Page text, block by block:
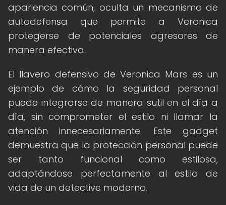
apariencia común, oculta un mecanismo de
autodefensa que permite a Veronica
protegerse de potenciales agresores de
manera efectiva.
El llavero defensivo de Veronica Mars es un
ejemplo de cómo la seguridad personal
puede integrarse de manera sutil en el día a
día, sin comprometer el estilo ni llamar la
atención innecesariamente. Este gadget
demuestra que la protección personal puede
ser tanto funcional como estilosa,
adaptándose perfectamente al estilo de
vida de un detective moderno.